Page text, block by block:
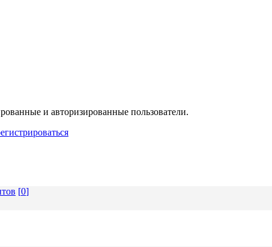
и авторизированные пользователи.
[0]